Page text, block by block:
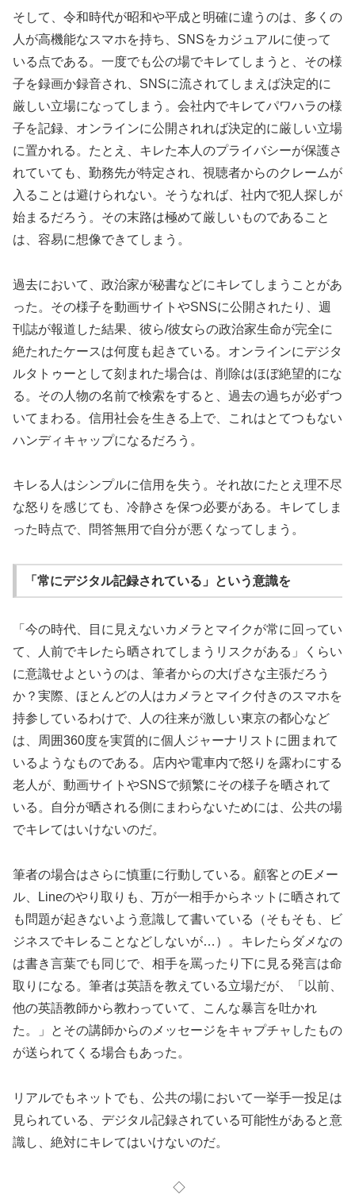
そして、令和時代が昭和や平成と明確に違うのは、多くの
人が高機能なスマホを持ち、SNSをカジュアルに使って
いる点である。一度でも公の場でキレてしまうと、その様
子を録画か録音され、SNSに流されてしまえば決定的に
厳しい立場になってしまう。会社内でキレてパワハラの様
子を記録、オンラインに公開されれば決定的に厳しい立場
に置かれる。たとえ、キレた本人のプライバシーが保護さ
れていても、勤務先が特定され、視聴者からのクレームが
入ることは避けられない。そうなれば、社内で犯人探しが
始まるだろう。その末路は極めて厳しいものであること
は、容易に想像できてしまう。
過去において、政治家が秘書などにキレてしまうことがあ
った。その様子を動画サイトやSNSに公開されたり、週
刊誌が報道した結果、彼ら/彼女らの政治家生命が完全に
絶たれたケースは何度も起きている。オンラインにデジタ
ルタトゥーとして刻まれた場合は、削除はほぼ絶望的にな
る。その人物の名前で検索をすると、過去の過ちが必ずつ
いてまわる。信用社会を生きる上で、これはとてつもない
ハンディキャップになるだろう。
キレる人はシンプルに信用を失う。それ故にたとえ理不尽
な怒りを感じても、冷静さを保つ必要がある。キレてしま
った時点で、問答無用で自分が悪くなってしまう。
「常にデジタル記録されている」という意識を
「今の時代、目に見えないカメラとマイクが常に回ってい
て、人前でキレたら晒されてしまうリスクがある」くらい
に意識せよというのは、筆者からの大げさな主張だろう
か？実際、ほとんどの人はカメラとマイク付きのスマホを
持参しているわけで、人の往来が激しい東京の都心など
は、周囲360度を実質的に個人ジャーナリストに囲まれて
いるようなものである。店内や電車内で怒りを露わにする
老人が、動画サイトやSNSで頻繁にその様子を晒されて
いる。自分が晒される側にまわらないためには、公共の場
でキレてはいけないのだ。
筆者の場合はさらに慎重に行動している。顧客とのEメー
ル、Lineのやり取りも、万が一相手からネットに晒されて
も問題が起きないよう意識して書いている（そもそも、ビ
ジネスでキレることなどしないが…）。キレたらダメなの
は書き言葉でも同じで、相手を罵ったり下に見る発言は命
取りになる。筆者は英語を教えている立場だが、「以前、
他の英語教師から教わっていて、こんな暴言を吐かれ
た。」とその講師からのメッセージをキャプチャしたもの
が送られてくる場合もあった。
リアルでもネットでも、公共の場において一挙手一投足は
見られている、デジタル記録されている可能性があると意
識し、絶対にキレてはいけないのだ。
◇